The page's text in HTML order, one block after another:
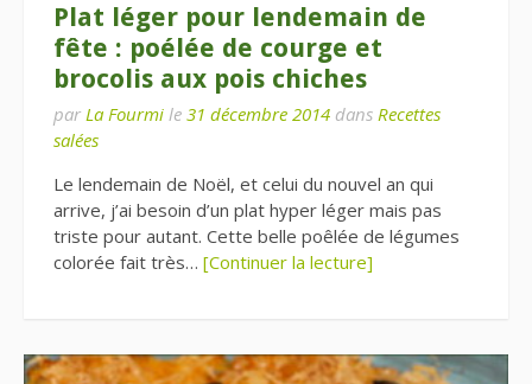
Plat léger pour lendemain de
fête : poélée de courge et
brocolis aux pois chiches
par La Fourmi le 31 décembre 2014 dans Recettes
salées
Le lendemain de Noël, et celui du nouvel an qui
arrive, j’ai besoin d’un plat hyper léger mais pas
triste pour autant. Cette belle poêlée de légumes
colorée fait très… [Continuer la lecture]